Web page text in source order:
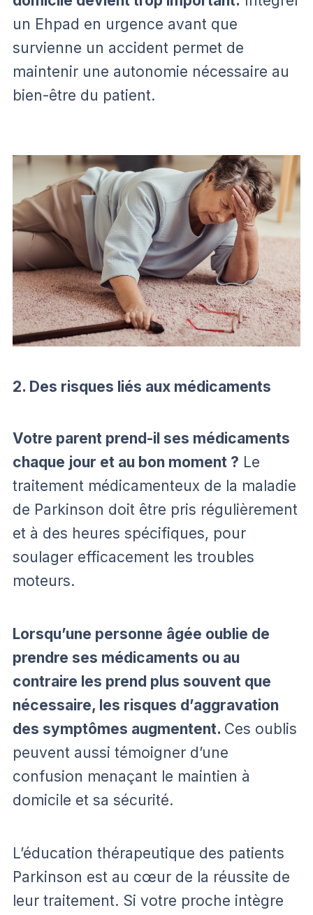
un Ehpad en urgence avant que
survienne un accident permet de
maintenir une autonomie nécessaire au
bien-être du patient.
2. Des risques liés aux médicaments
Votre parent prend-il ses médicaments
chaque jour et au bon moment ? Le
traitement médicamenteux de la maladie
de Parkinson doit être pris régulièrement
et à des heures spécifiques, pour
soulager efficacement les troubles
moteurs.
Lorsqu’une personne âgée oublie de
prendre ses médicaments ou au
contraire les prend plus souvent que
nécessaire, les risques d’aggravation
des symptômes augmentent. Ces oublis
peuvent aussi témoigner d’une
confusion menaçant le maintien à
domicile et sa sécurité.
L’éducation thérapeutique des patients
Parkinson est au cœur de la réussite de
leur traitement. Si votre proche intègre